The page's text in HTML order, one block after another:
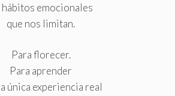
hábitos emocionales
que nos limitan.
Para florecer.
Para aprender
única experiencia real